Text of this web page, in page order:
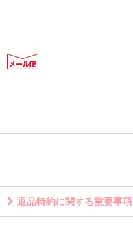
返品特約に関する重要事項